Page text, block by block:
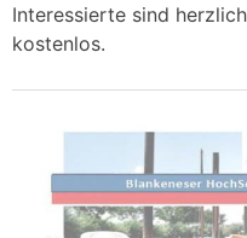
Interessierte sind
kostenlos.